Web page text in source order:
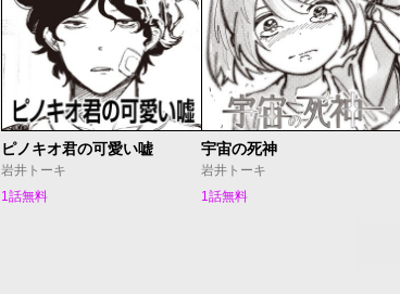
ピノキオ君の可愛い嘘
岩井トーキ
1話無料
宇宙の死神
岩井トーキ
1話無料